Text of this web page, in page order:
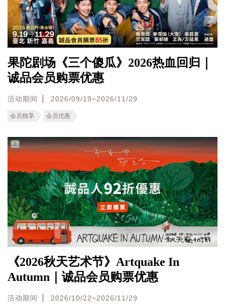
果陀剧场《三个傻瓜》2026热血回归｜
诚品会员购票优惠
活动期间 2026/09/19~2026/11/29
会员独享 会员优惠
《2026秋天艺术节》Artquake In
Autumn｜诚品会员购票优惠
活动期间 2026/10/22~2026/11/29